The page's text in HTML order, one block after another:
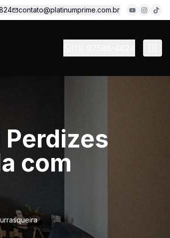
contato@platinumprime.com.br
com